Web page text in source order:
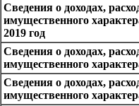
Сведения о доходах,
имущественного
2019 год
Сведения о доходах,
имущественного
Сведения о доходах,
имущественного